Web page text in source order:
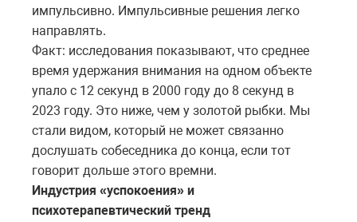
импульсивно. Импульсивные решения легко
направлять.
Факт: исследования показывают, что среднее
время удержания внимания на одном объекте
упало с 12 секунд в 2000 году до 8 секунд в
2023 году. Это ниже, чем у золотой рыбки. Мы
стали видом, который не может связанно
дослушать собеседника до конца, если тот
говорит дольше этого времни.
Индустрия «успокоения» и
психотерапевтический тренд